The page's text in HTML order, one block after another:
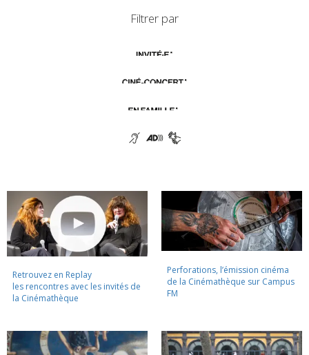
Filtrer par
Retrouvez en Replay
les rencontres avec les invités de
la Cinémathèque
Perforations, l’émission cinéma
de la Cinémathèque sur Campus
FM